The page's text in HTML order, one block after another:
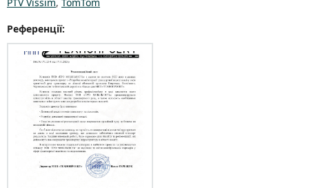
Референції: